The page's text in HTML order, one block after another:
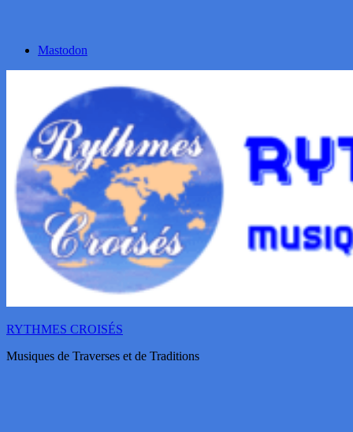
Mastodon
RYTHMES CROISÉS
Musiques de Traverses et de Traditions